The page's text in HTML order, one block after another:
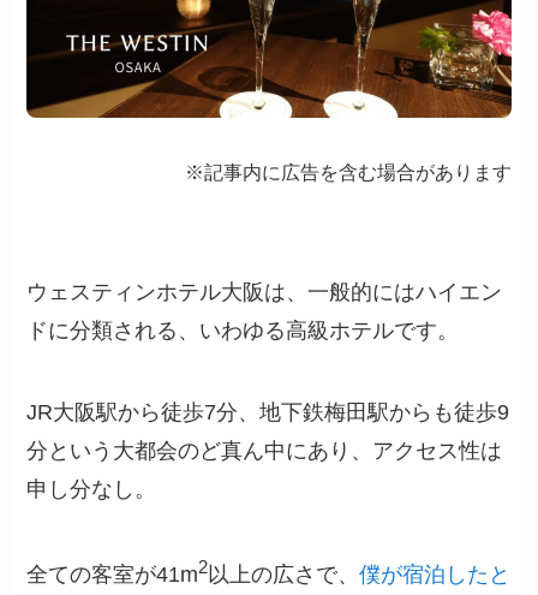
※記事内に広告を含む場合があります
ウェスティンホテル大阪は、一般的にはハイエン
ドに分類される、いわゆる高級ホテルです。
JR大阪駅から徒歩7分、地下鉄梅田駅からも徒歩9
分という大都会のど真ん中にあり、アクセス性は
申し分なし。
全ての客室が41m2以上の広さで、僕が宿泊したと